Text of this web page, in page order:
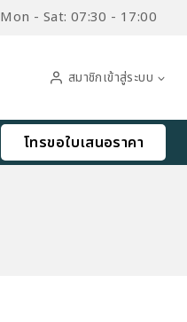
Mon - Sat: 07:30 - 17:00
สมาชิกเข้าสู่ระบบ
โทรขอใบเสนอราคา